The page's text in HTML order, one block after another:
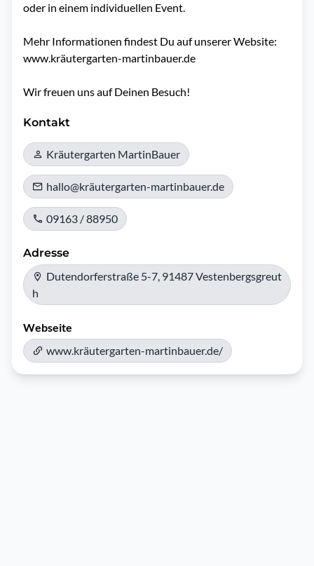
oder in einem individuellen Event.
Mehr Informationen findest Du auf unserer Website:
www.kräutergarten-martinbauer.de
Wir freuen uns auf Deinen Besuch!
Kontakt
Kräutergarten MartinBauer
hallo@kräutergarten-martinbauer.de
09163 / 88950
Adresse
Dutendorferstraße 5-7, 91487 Vestenbergsgreut
h
Webseite
www.kräutergarten-martinbauer.de/